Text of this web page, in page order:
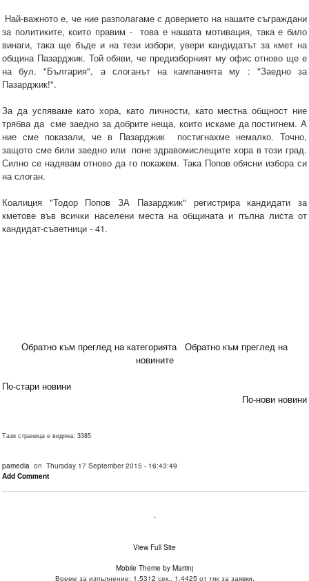
Най-важното е, че ние разполагаме с доверието на нашите съграждани
за политиките, които правим - това е нашата мотивация, така е било
винаги, така ще бъде и на тези избори, увери кандидатът за кмет на
община Пазарджик. Той обяви, че предизборният му офис отново ще е
на бул. "България", а слоганът на кампанията му : "Заедно за
Пазарджик!".
За да успяваме като хора, като личности, като местна общност ние
трябва да сме заедно за добрите неща, които искаме да постигнем. А
ние сме показали, че в Пазарджик постигнахме немалко. Точно,
защото сме били заедно или поне здравомислещите хора в този град.
Силно се надявам отново да го покажем. Така Попов обясни избора си
на слоган.
Коалиция "Тодор Попов ЗА Пазарджик" регистрира кандидати за
кметове във всички населени места на общината и пълна листа от
кандидат-съветници - 41.
Обратно към преглед на категорията
Обратно към преглед на
новините
По-стари новини
По-нови новини
Тази страница е видяна: 3385
pamedia on Thursday 17 September 2015 - 16:43:49
Add Comment
.
View Full Site
Mobile Theme by Martinj
Време за изпълнение: 1.5312 сек., 1.4425 от тях за заявки.